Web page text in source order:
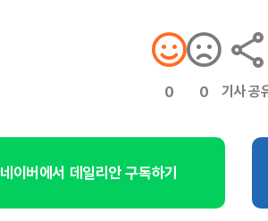
0 0 기사 공
네이버에서 데일리안 구독하기